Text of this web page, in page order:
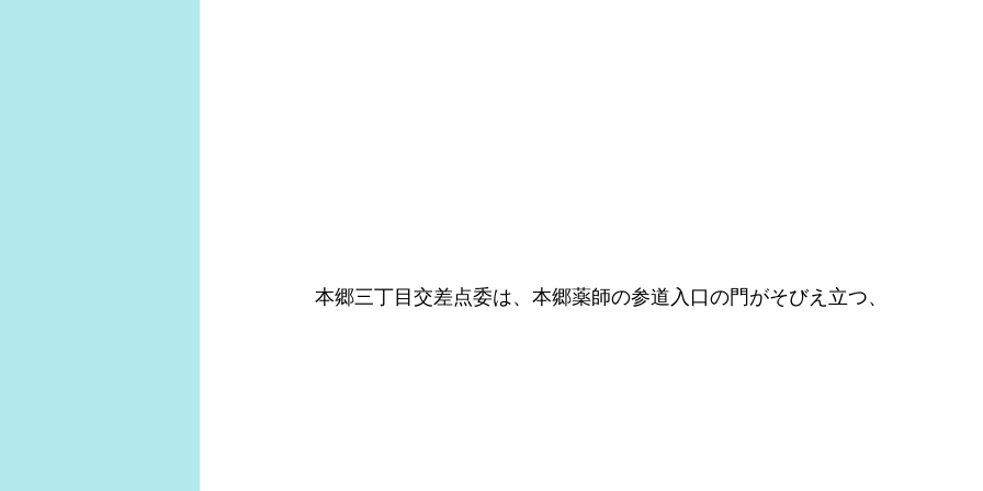
本郷三丁目交差点委は、本郷薬師の参道入口の門がそびえ立つ、